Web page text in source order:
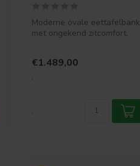
Moderne ovale eettafelbank
met ongekend zitcomfort.
€1.489,00
.
.